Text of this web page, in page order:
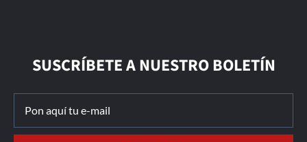
SUSCRÍBETE A NUESTRO BOLETÍN